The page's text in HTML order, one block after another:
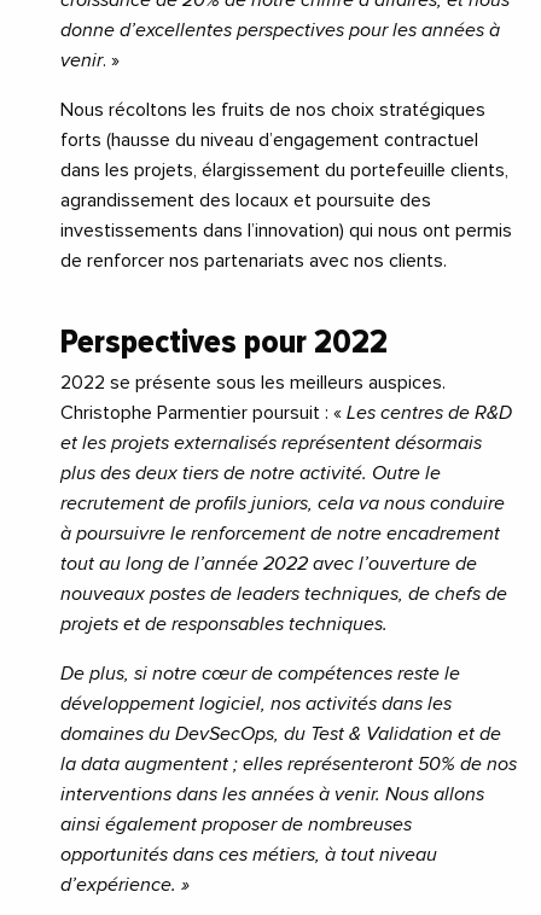
donne d’excellentes perspectives pour les années à
venir. »
Nous récoltons les fruits de nos choix stratégiques
forts (hausse du niveau d’engagement contractuel
dans les projets, élargissement du portefeuille clients,
agrandissement des locaux et poursuite des
investissements dans l’innovation) qui nous ont permis
de renforcer nos partenariats avec nos clients.
Perspectives pour 2022
2022 se présente sous les meilleurs auspices.
Christophe Parmentier poursuit : « Les centres de R&D
et les projets externalisés représentent désormais
plus des deux tiers de notre activité. Outre le
recrutement de profils juniors, cela va nous conduire
à poursuivre le renforcement de notre encadrement
tout au long de l’année 2022 avec l’ouverture de
nouveaux postes de leaders techniques, de chefs de
projets et de responsables techniques.
De plus, si notre cœur de compétences reste le
développement logiciel, nos activités dans les
domaines du DevSecOps, du Test & Validation et de
la data augmentent ; elles représenteront 50% de nos
interventions dans les années à venir. Nous allons
ainsi également proposer de nombreuses
opportunités dans ces métiers, à tout niveau
d’expérience. »